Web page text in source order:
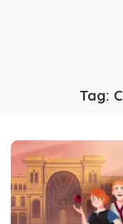
Tag: